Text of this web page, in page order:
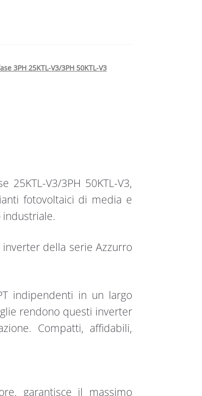
3PH 25KTL-V3/3PH 50KTL-V3
25KTL-V3/3PH 50KTL-V3,
fotovoltaici di media e
industriale.
inverter della serie Azzurro
indipendenti in un largo
rendono questi inverter
Compatti, affidabili,
garantisce il massimo